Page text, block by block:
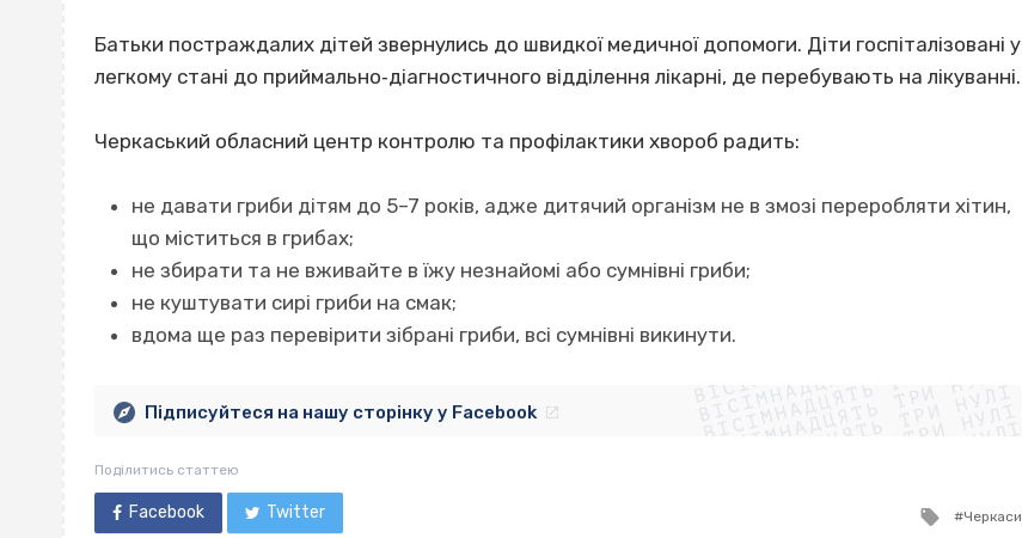
Батьки постраждалих дітей звернулись до швидкої медичної допомоги. Діти госпіталізовані у
легкому стані до приймально‐діагностичного відділення лікарні, де перебувають на лікуванні.
Черкаський обласний центр контролю та профілактики хвороб радить:
не давати гриби дітям до 5–7 років, адже дитячий організм не в змозі переробляти хітин,
що міститься в грибах;
не збирати та не вживайте в їжу незнайомі або сумнівні гриби;
не куштувати сирі гриби на смак;
вдома ще раз перевірити зібрані гриби, всі сумнівні викинути.ВІСІМНАДЦЯТЬ ТРИ НУЛІ
ВІСІМНАДЦЯТЬ ТРИ НУЛІ
ВІСІМНАДЦЯТЬ ТРИ НУЛІ
ВІСІМНАДЦЯТЬ ТРИ НУЛІ
ВІСІМНАДЦЯТЬ ТРИ НУЛІ
ВІСІМНАДЦЯТЬ ТРИ НУЛІ
ВІСІМНАДЦЯТЬ ТРИ НУЛІ
ВІСІМНАДЦЯТЬ ТРИ НУЛІ
Підписуйтеся на нашу сторінку у Facebook
Поділитись статтею
Facebook Twitter
Tagged
Черкаси